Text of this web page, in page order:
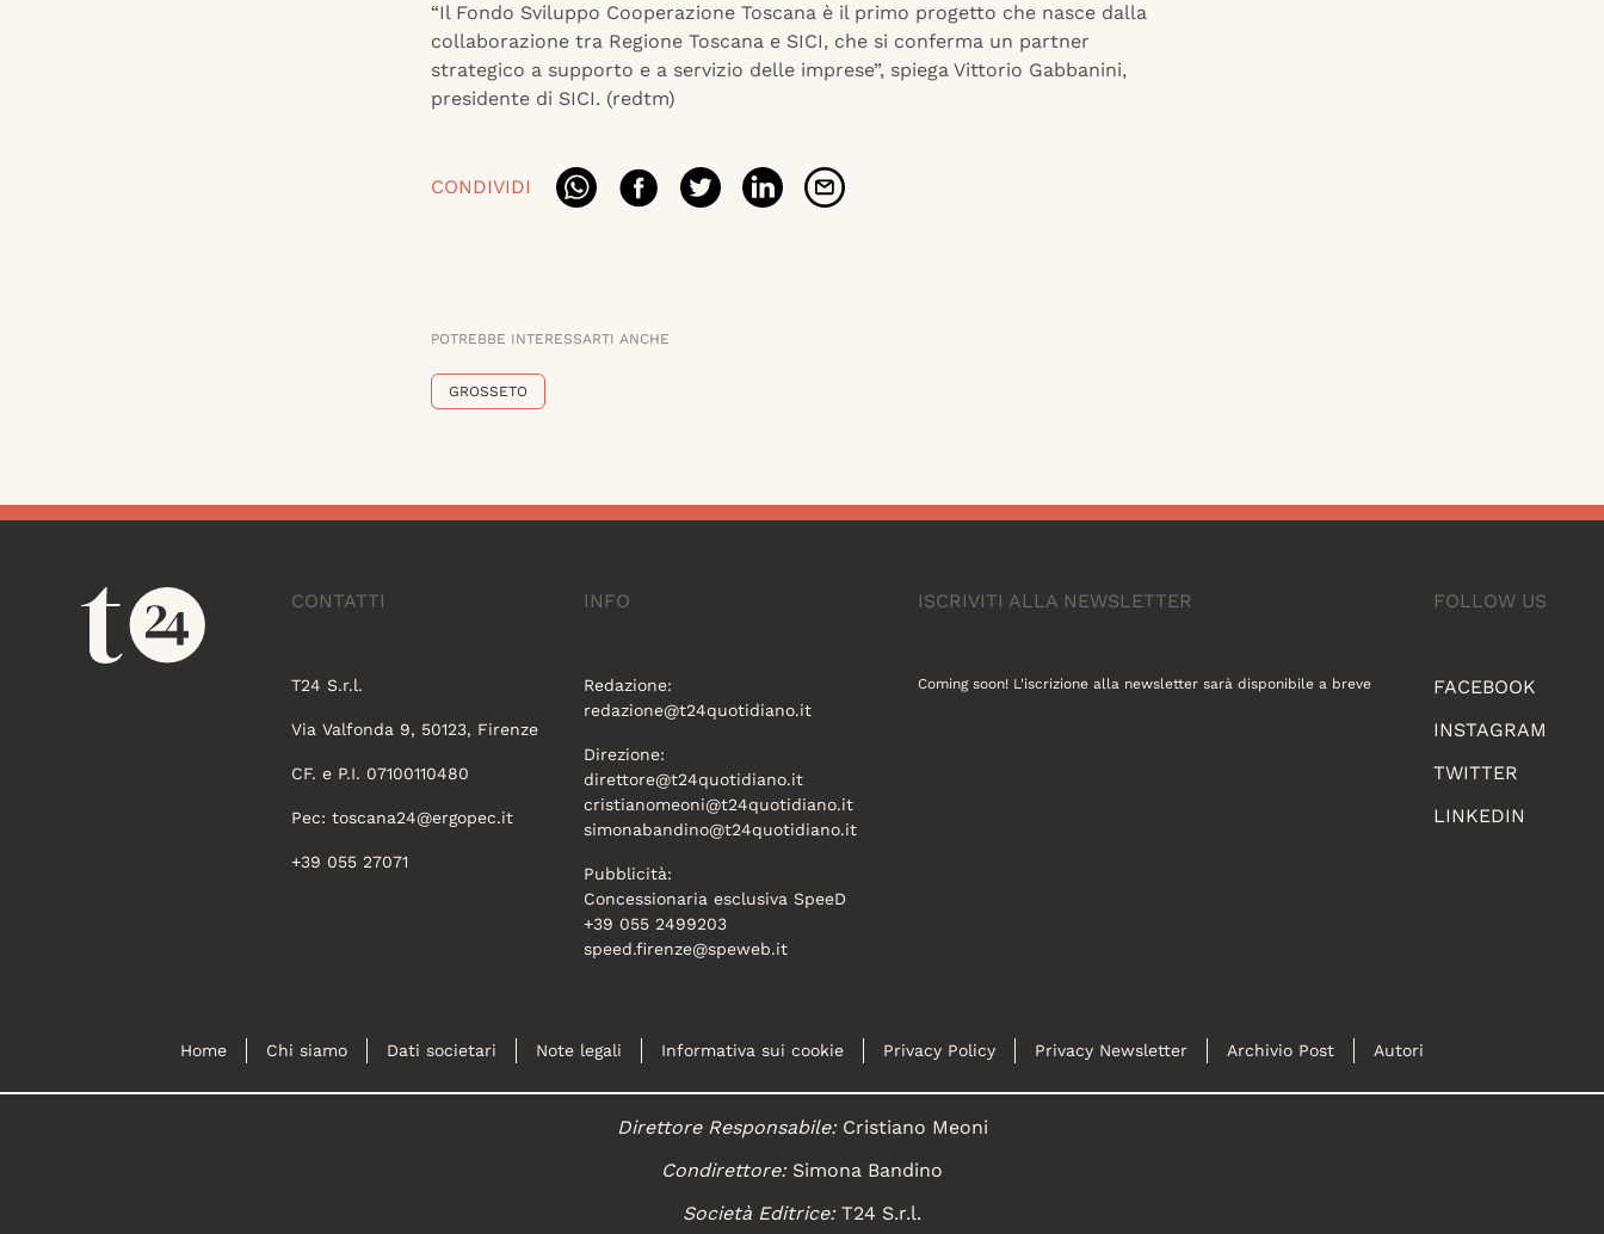
“Il Fondo Sviluppo Cooperazione Toscana è il primo progetto che nasce dalla
collaborazione tra Regione Toscana e SICI, che si conferma un partner
strategico a supporto e a servizio delle imprese”, spiega Vittorio Gabbanini,
presidente di SICI. (redtm)
CONDIVIDI
POTREBBE INTERESSARTI ANCHE
GROSSETO
CONTATTI
T24 S.r.l.
Via Valfonda 9, 50123, Firenze
CF. e P.I. 07100110480
Pec: toscana24@ergopec.it
+39 055 27071
INFO
Redazione:
redazione@t24quotidiano.it
Direzione:
direttore@t24quotidiano.it
cristianomeoni@t24quotidiano.it
simonabandino@t24quotidiano.it
Pubblicità:
Concessionaria esclusiva SpeeD
+39 055 2499203
speed.firenze@speweb.it
FOLLOW US
FACEBOOK
INSTAGRAM
TWITTER
LINKEDIN
ISCRIVITI ALLA NEWSLETTER
Coming soon! L'iscrizione alla newsletter sarà disponibile a breve
Home Chi siamo Dati societari Note legali Informativa sui cookie Privacy Policy Privacy Newsletter Archivio Post Autori
Direttore Responsabile:Cristiano Meoni
Condirettore:Simona Bandino
Società Editrice:T24 S.r.l.